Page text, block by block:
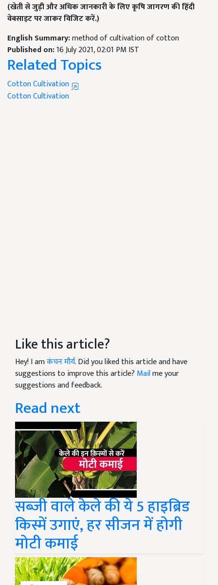
(खेती से जुड़ी और अधिक जानकारी के लिए कृषि जागरण की हिंदी
वेबसाइट पर जाकर विजिट करें.)
English Summary:method of cultivation of cotton
Published on:16 July 2021, 02:01 PM IST
Related Topics
Cotton Cultivation
Cotton Cultivation
Like this article?
Hey! I amकंचन मौर्य. Did you liked this article and have
suggestions to improve this article? Mailme your
suggestions and feedback.
Read next
सब्जी वाले केले की ये 5 हाइब्रिड
किस्में उगाएं, हर सीजन में होगी
मोटी कमाई